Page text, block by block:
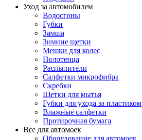
Уход за автомобилем
Водосгоны
Губки
Замша
Зимние щетки
Мешки для колес
Полотенца
Распылители
Салфетки микрофибра
Скребки
Щетки для мытья
Губки для ухода за пластиком
Влажные салфетки
Протирочная бумага
Все для автомоек
Оборудование для автомоек